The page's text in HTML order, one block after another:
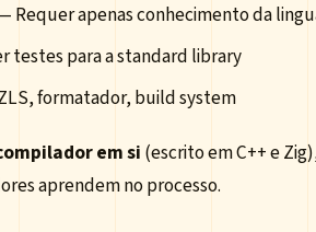
Requer apenas conhecimento da
testes para a standard library
formatador, build system
em si (escrito em C++ e
aprendem no processo.